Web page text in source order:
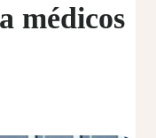
médicos